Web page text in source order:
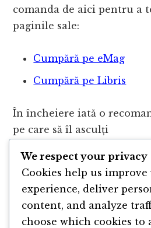
comanda de aici pentru a
paginile sale:
Cumpără pe eMag
Cumpără pe Libris
În încheiere iată o
pe care să îl asculți
We respect your privacy
Cookies help us
experience, deliver
content, and analyze
choose which cookies to